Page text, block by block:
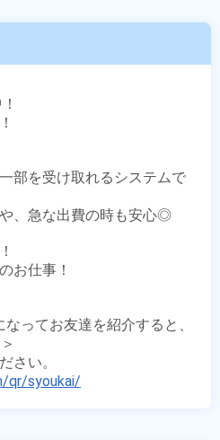
部を受け取れるシステムで
、急な出費の時も安心◎
お仕事！
ってお友達を紹介すると、
qr/syoukai/